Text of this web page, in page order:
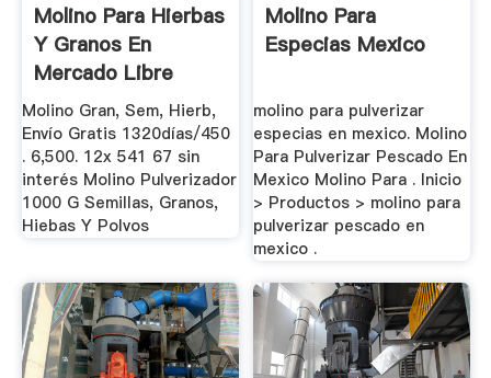
Molino Para Hierbas
Y Granos En
Mercado Libre
México
Molino Gran, Sem, Hierb,
Envío Gratis 1320días/450
. 6,500. 12x 541 67 sin
interés Molino Pulverizador
1000 G Semillas, Granos,
Hiebas Y Polvos
Molino Para
Especias Mexico
molino para pulverizar
especias en mexico. Molino
Para Pulverizar Pescado En
Mexico Molino Para . Inicio
> Productos > molino para
pulverizar pescado en
mexico .